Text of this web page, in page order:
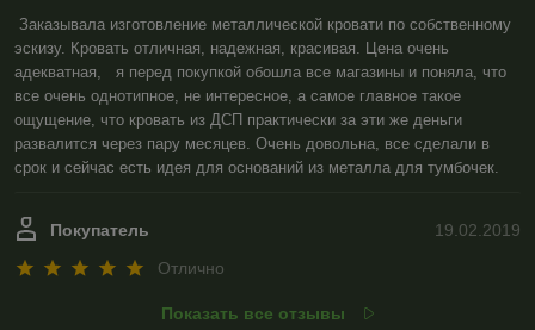
Заказывала изготовление металлической кровати по собственному
эскизу. Кровать отличная, надежная, красивая. Цена очень
адекватная,   я перед покупкой обошла все магазины и поняла, что
все очень однотипное, не интересное, а самое главное такое
ощущение, что кровать из ДСП практически за эти же деньги
развалится через пару месяцев. Очень довольна, все сделали в
срок и сейчас есть идея для оснований из металла для тумбочек.
19.02.2019
Покупатель
Отлично
Показать все отзывы